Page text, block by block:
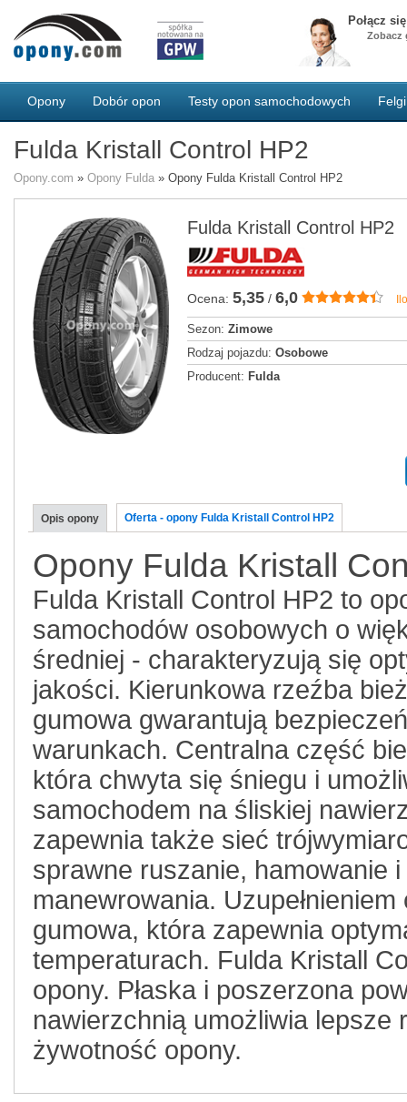
Połącz
Zobacz
Opony Dobór opon Testy opon samochodowych
Fulda Kristall Control HP2
Opony.com » Opony Fulda » Opony Fulda Kristall Control HP2
Fulda Kristall Control HP2
Ocena: 5,35 / 6,0
Sezon: Zimowe
Rodzaj pojazdu: Osobowe
Producent: Fulda
Opis opony Oferta - opony Fulda Kristall Control HP2
Opony Fulda Kristall
Fulda Kristall Control HP2 to
samochodów osobowych o
średniej - charakteryzują się
jakości. Kierunkowa rzeźba
gumowa gwarantują
warunkach. Centralna część
która chwyta się śniegu i
samochodem na śliskiej
zapewnia także sieć
sprawne ruszanie, hamowanie
manewrowania.
gumowa, która zapewnia
temperaturach. Fulda Kristall
opony. Płaska i poszerzona
nawierzchnią umożliwia lepsze
żywotność opony.